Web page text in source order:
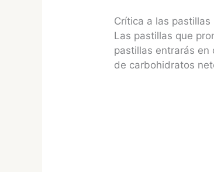
Crítica a las
Las pastillas que
pastillas entrarás
de carbohidratos